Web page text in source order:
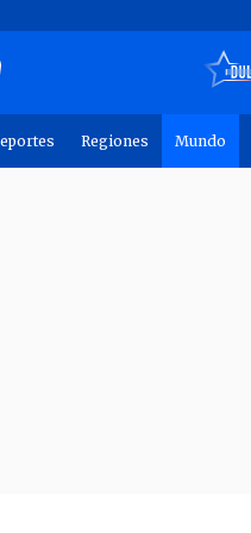
Regiones Mundo